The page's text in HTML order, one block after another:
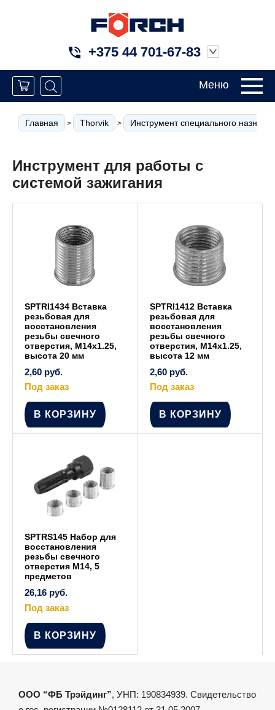
+375 44 701-67-83
Меню
Главная > Thorvik > Инструмент специального
Инструмент для работы с
системой зажигания
SPTRI1434 Вставка
резьбовая для
восстановления
резьбы свечного
отверстия, М14х1.25,
высота 20 мм
2,60 руб.
Под заказ
В КОРЗИНУ
SPTRI1412 Вставка
резьбовая для
восстановления
резьбы свечного
отверстия, М14х1.25,
высота 12 мм
2,60 руб.
Под заказ
В КОРЗИНУ
SPTRS145 Набор для
восстановления
резьбы свечного
отверстия М14, 5
предметов
26,16 руб.
Под заказ
В КОРЗИНУ
ООО “ФБ Трэйдинг”, УНП: 190834939. Свидетельство